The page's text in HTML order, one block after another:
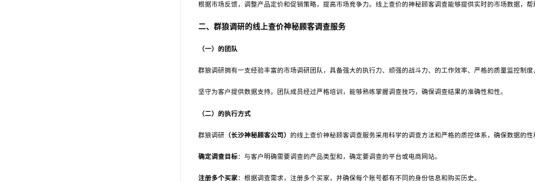
根据市场反馈，调整产品定价和促销策略，提高市场竞争力。线上查价的神秘顾客调查能够提供实时的市场数据，
二、群狼调研的线上查价神秘顾客调查服务
（一）的团队
群狼调研拥有一支经验丰富的市场调研团队，具备强大的执行力、顽强的战斗力、的工作效率、严格的质量监控制
坚守为客户提供数据支持。团队成员经过严格培训，能够熟练掌握调查技巧，确保调查结果的准确性和性。
（二）的执行方式
群狼调研 （长沙神秘顾客公司） 的线上查价神秘顾客调查服务采用科学的调查方法和严格的质控体系，确保数据的性
确定调查目标：与客户明确需要调查的产品类型和，确定要调查的平台或电商网站。
注册多个买家：根据调查需求，注册多个买家，并确保每个账号都有不同的身份信息和购买历史。